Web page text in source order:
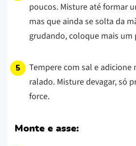
poucos. Misture até formar
mas que ainda se solta da
grudando, coloque mais um
Tempere com sal e adicione
ralado. Misture devagar, só
force.
Monte e asse: